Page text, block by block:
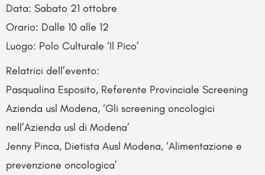
Data: Sabato 21 ottobre
Orario: Dalle 10 alle 12
Luogo: Polo Culturale ‘Il Pico’
Relatrici dell’evento:
Pasqualina Esposito, Referente Provinciale Screening
Azienda usl Modena, ‘Gli screening oncologici
nell’Azienda usl di Modena’
Jenny Pinca, Dietista Ausl Modena, ‘Alimentazione e
prevenzione oncologica’